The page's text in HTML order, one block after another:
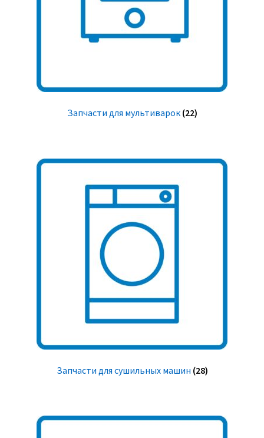
Запчасти для мультиварок (22)
Запчасти для сушильных машин (28)